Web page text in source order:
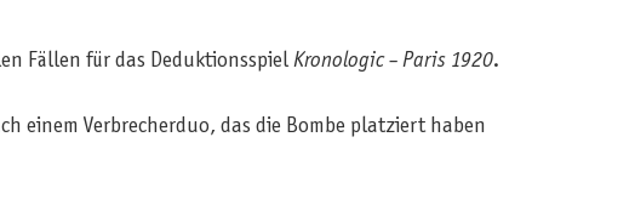
Fällen für das DeduktionsspielKronologic – Paris 1920.
einem Verbrecherduo, das die Bombe platziert haben